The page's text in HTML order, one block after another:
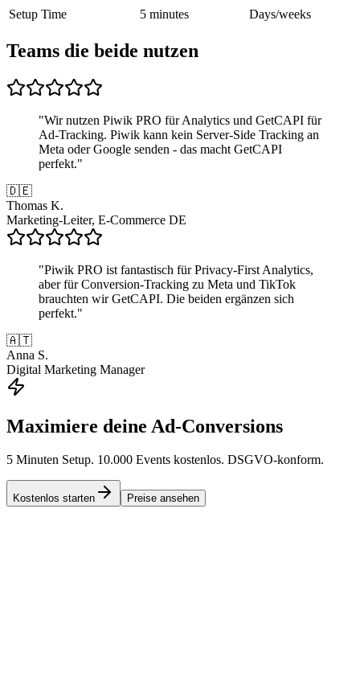
Setup Time
5 minutes Days/weeks
Teams die beide nutzen
"Wir nutzen Piwik PRO für Analytics und GetCAPI für
Ad-Tracking. Piwik kann kein Server-Side Tracking an
Meta oder Google senden - das macht GetCAPI
perfekt."
🇩🇪
Thomas K.
Marketing-Leiter, E-Commerce DE
"Piwik PRO ist fantastisch für Privacy-First Analytics,
aber für Conversion-Tracking zu Meta und TikTok
brauchten wir GetCAPI. Die beiden ergänzen sich
perfekt."
🇦🇹
Anna S.
Digital Marketing Manager
Maximiere deine Ad-Conversions
5 Minuten Setup. 10.000 Events kostenlos. DSGVO-konform.
Kostenlos starten Preise ansehen